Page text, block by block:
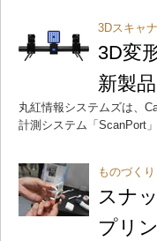
3Dスキャ
3D変
新製
丸紅情報システムズは、
計測システム「ScanPort
ものづく
スナ
プリ